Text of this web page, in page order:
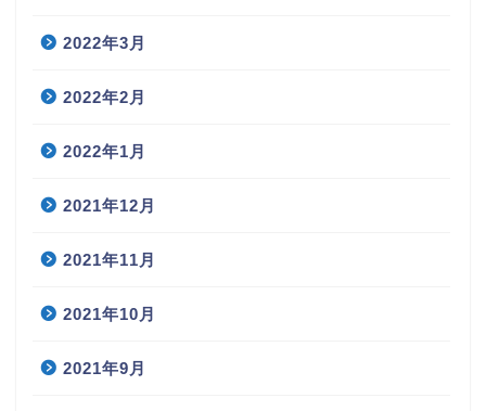
2022年3月
2022年2月
2022年1月
2021年12月
2021年11月
2021年10月
2021年9月